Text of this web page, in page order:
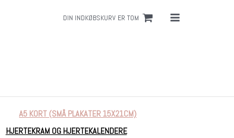
DIN INDKØBSKURV ER TOM
A5 KORT (SMÅ PLAKATER 15X21CM)
HJERTEKRAM OG HJERTEKALENDERE